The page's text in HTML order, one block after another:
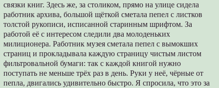
связки книг. Здесь же, за столиком, прямо на улице сидела
работник архива, большой щёткой сметала пепел с листков
толстой рукописи, исписанной старинным шрифтом. За
работой её с интересом следили два молоденьких
милиционера. Работник музея сметала пепел с вымокших
страниц и прокладывала каждую страницу чистым листом
фильтровальной бумаги: так с каждой книгой нужно
поступать не меньше трёх раз в день. Руки у неё, чёрные от
пепла, двигались удивительно быстро. Я спросила, что это за